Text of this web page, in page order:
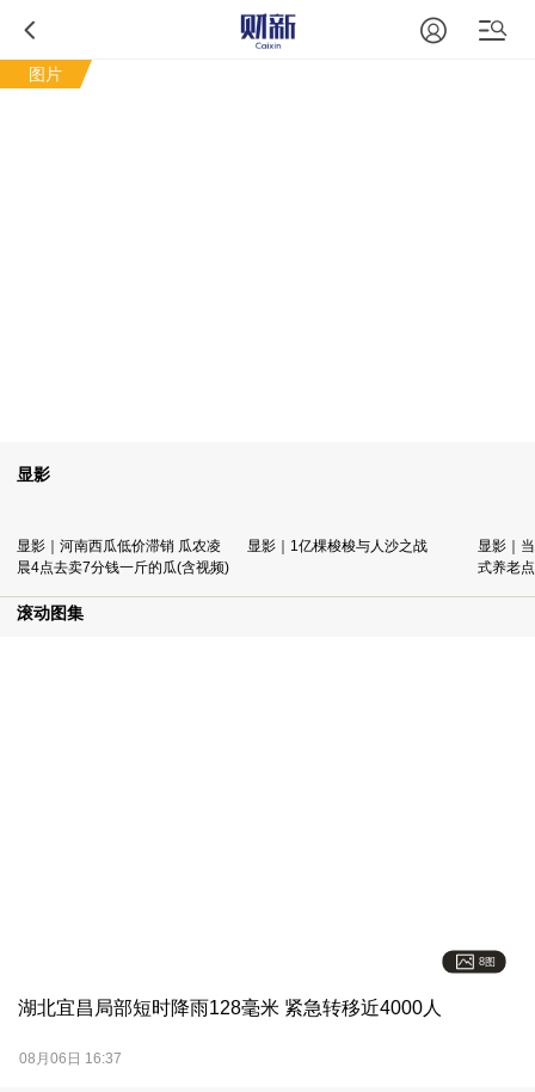
图片
显影
显影｜河南西瓜低价滞销 瓜农凌
晨4点去卖7分钱一斤的瓜(含视频)
显影｜1亿棵梭梭与人沙之战
显影｜
式养老
滚动图集
8图
湖北宜昌局部短时降雨128毫米 紧急转移近4000人
08月06日 16:37